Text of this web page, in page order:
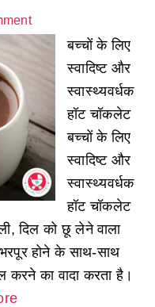
बच्चों के लिए
स्वादिष्ट और
स्वास्थ्यवर्धक
हॉट चॉकलेट
बच्चों के लिए
स्वादिष्ट और
स्वास्थ्यवर्धक
हॉट चॉकलेट
दिल को छू लेने वाला
होने के साथ-साथ
का वादा करता है।